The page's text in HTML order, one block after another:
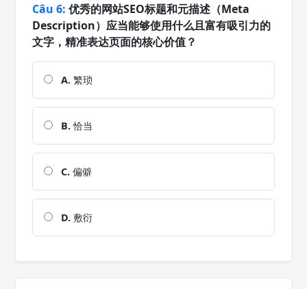
Câu 6: 优秀的网站SEO标题和元描述（Meta
Description）应当能够使用什么且富有吸引力的
文字，精准表达页面的核心价值？
A. 繁琐
B.恰当
C. 偏僻
D. 敷衍